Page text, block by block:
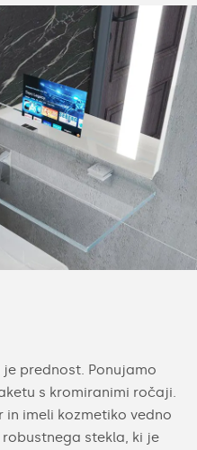
prednost. Ponujamo
s kromiranimi ročaji.
imeli kozmetiko vedno
stekla, ki je